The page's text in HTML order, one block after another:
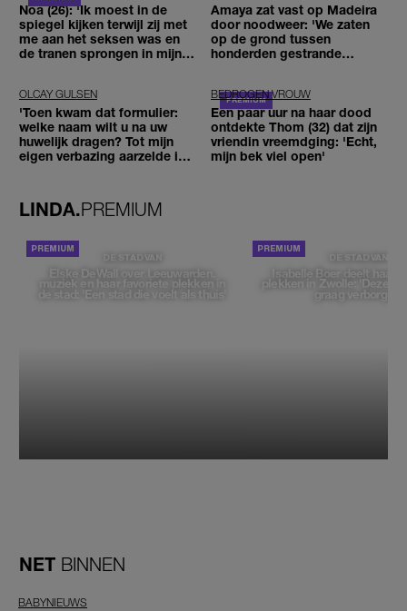
Noa (26): 'Ik moest in de
spiegel kijken terwijl zij met
me aan het seksen was en
de tranen sprongen in mijn
Amaya zat vast op Madeira
door noodweer: 'We zaten
op de grond tussen
honderden gestrande
OLCAY GULSEN
'Toen kwam dat formulier:
welke naam wilt u na uw
huwelijk dragen? Tot mijn
eigen verbazing aarzelde ik
BEDROGEN VROUW
Een paar uur na haar dood
ontdekte Thom (32) dat zijn
vriendin vreemdging: 'Echt,
mijn bek viel open'
LINDA.PREMIUM
DE STAD VAN
Elske DeWall over Leeuwarden,
muziek en haar favoriete plekken in
de stad: 'Een stad die voelt als thuis'
DE STAD VAN
Isabelle Boer deelt haar
plekken in Zwolle: 'Deze
graag verborgen'
NET BINNEN
BABYNIEUWS